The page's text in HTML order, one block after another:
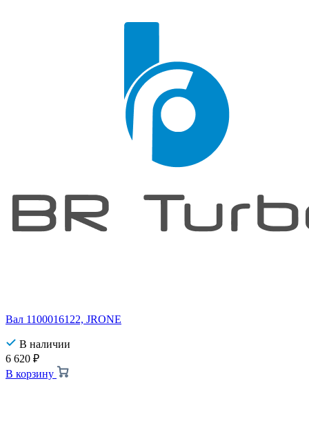
Вал 1100016122, JRONE
В наличии
6 620 ₽
В корзину